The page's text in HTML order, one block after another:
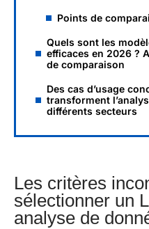
Points de
Quels sont les
efficaces en 2026 ?
de comparaison
Des cas d’usage
transforment
différents secteurs
Les critères
sélectionner un
analyse de